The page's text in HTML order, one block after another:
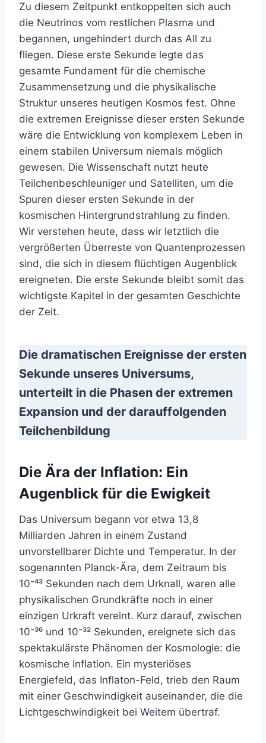
Zu diesem Zeitpunkt entkoppelten sich auch
die Neutrinos vom restlichen Plasma und
begannen, ungehindert durch das All zu
fliegen. Diese erste Sekunde legte das
gesamte Fundament für die chemische
Zusammensetzung und die physikalische
Struktur unseres heutigen Kosmos fest. Ohne
die extremen Ereignisse dieser ersten Sekunde
wäre die Entwicklung von komplexem Leben in
einem stabilen Universum niemals möglich
gewesen. Die Wissenschaft nutzt heute
Teilchenbeschleuniger und Satelliten, um die
Spuren dieser ersten Sekunde in der
kosmischen Hintergrundstrahlung zu finden.
Wir verstehen heute, dass wir letztlich die
vergrößerten Überreste von Quantenprozessen
sind, die sich in diesem flüchtigen Augenblick
ereigneten. Die erste Sekunde bleibt somit das
wichtigste Kapitel in der gesamten Geschichte
der Zeit.
Die dramatischen Ereignisse der ersten
Sekunde unseres Universums,
unterteilt in die Phasen der extremen
Expansion und der darauffolgenden
Teilchenbildung
Die Ära der Inflation: Ein
Augenblick für die Ewigkeit
Das Universum begann vor etwa 13,8
Milliarden Jahren in einem Zustand
unvorstellbarer Dichte und Temperatur. In der
sogenannten Planck-Ära, dem Zeitraum bis
10⁻⁴³ Sekunden nach dem Urknall, waren alle
physikalischen Grundkräfte noch in einer
einzigen Urkraft vereint. Kurz darauf, zwischen
10⁻³⁶ und 10⁻³² Sekunden, ereignete sich das
spektakulärste Phänomen der Kosmologie: die
kosmische Inflation. Ein mysteriöses
Energiefeld, das Inflaton-Feld, trieb den Raum
mit einer Geschwindigkeit auseinander, die die
Lichtgeschwindigkeit bei Weitem übertraf.